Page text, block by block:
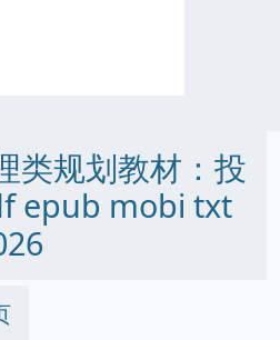
类规划教材：投
epub mobi txt